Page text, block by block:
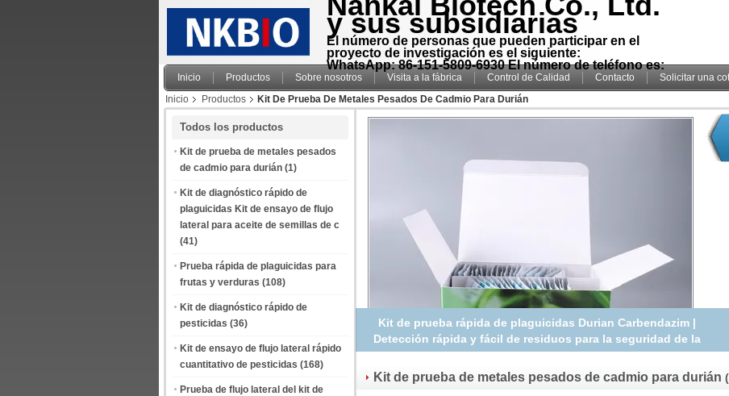
y sus subsidiarias
El número de personas que pueden participar en el
proyecto de investigación es el siguiente:
WhatsApp: 86-151-5809-6930 El número de teléfono es:
Inicio Productos Sobre nosotros Visita a la fábrica Control de Calidad Contacto
Solicitar una
Inicio
Productos Kit De Prueba De Metales Pesados De Cadmio Para Durián
Todos los productos
Kit de prueba de metales pesados
de cadmio para durián (1)
Kit de diagnóstico rápido de
plaguicidas Kit de ensayo de flujo
lateral para aceite de semillas de c
(41)
Prueba rápida de plaguicidas para
frutas y verduras (108)
Kit de diagnóstico rápido de
pesticidas (36)
Kit de ensayo de flujo lateral rápido
cuantitativo de pesticidas (168)
Prueba de flujo lateral del kit de
Kit de prueba rápida de plaguicidas Durian Carbendazim |
Detección rápida y fácil de residuos para la seguridad de la
fruta
Kit de prueba de metales pesados de cadmio para durián